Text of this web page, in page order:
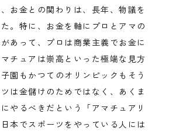
お金との関わりは、長年、物議を
。特に、お金を軸にプロとアマの
あって、プロは商業主義でお金に
チュアは崇高といった極端な見方
園もかつてのオリンピックもそう
は金儲けのためではなく、あくま
やるべきだという「アマチュアリ
本でスポーツをやっている人には